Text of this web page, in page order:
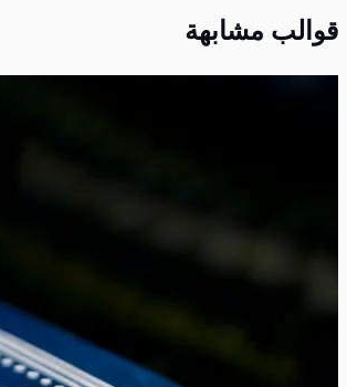
قوالب مشابهة